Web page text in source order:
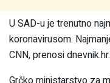
U SAD-u je trenutno
koronavirusom.
CNN, prenosi dnevnik.hr.